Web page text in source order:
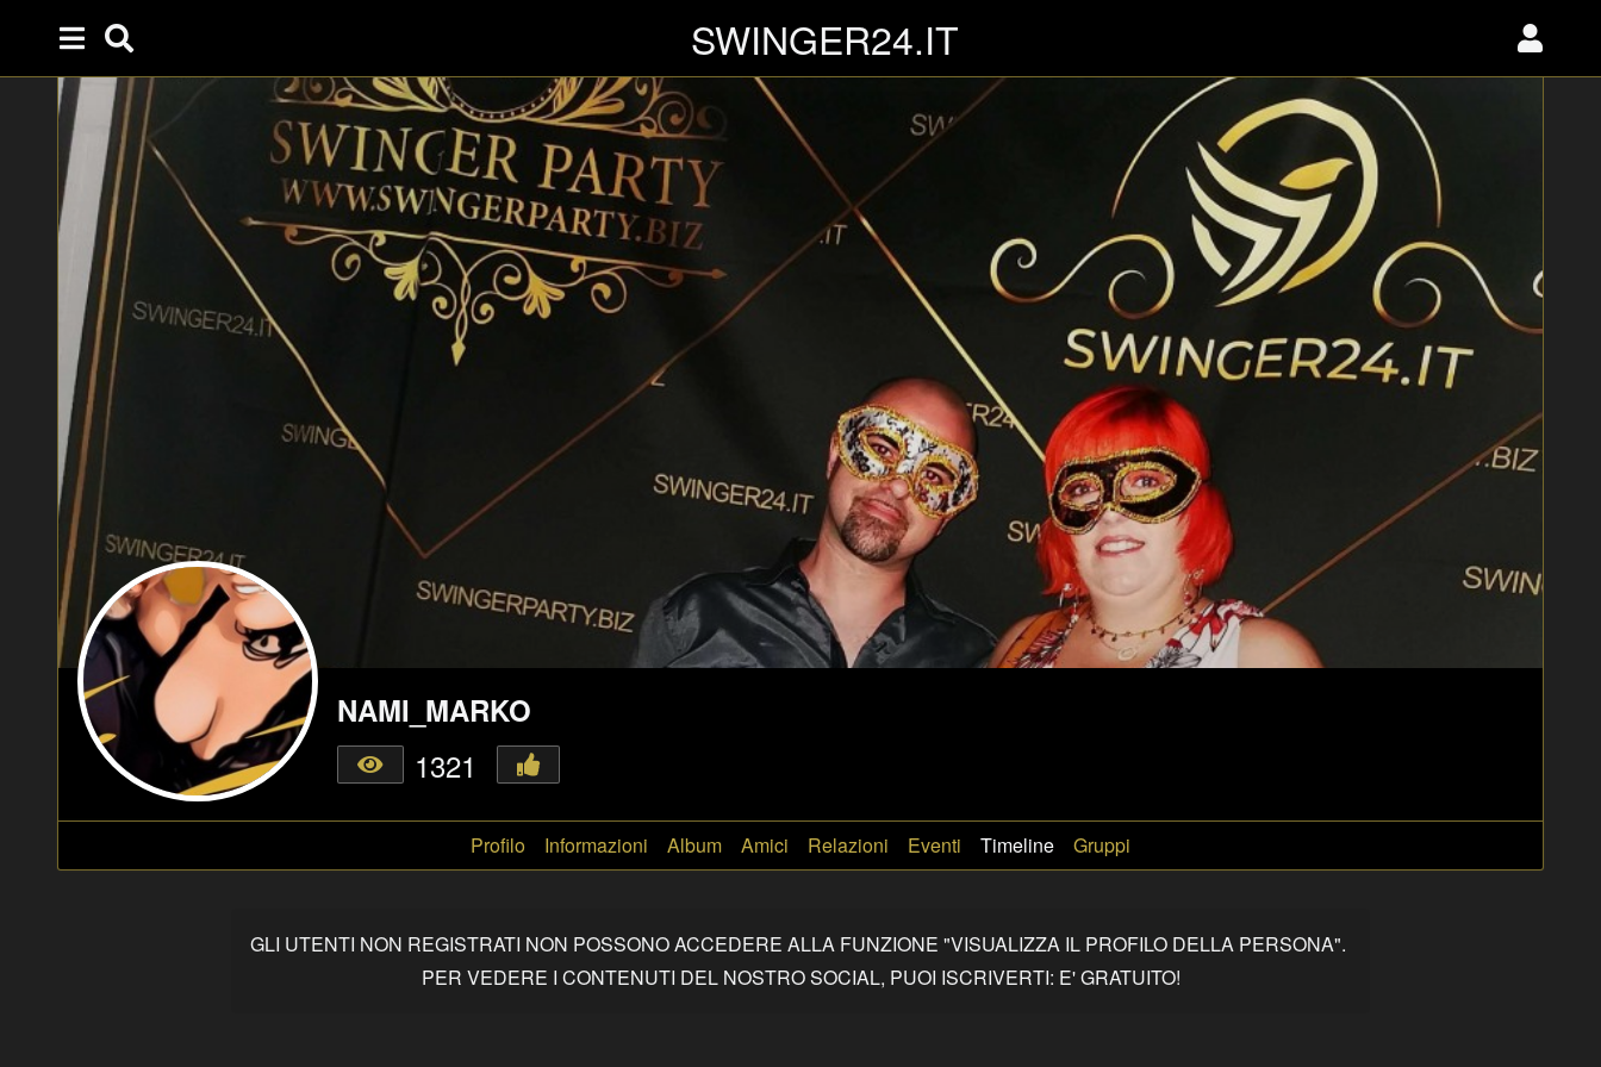
SWINGER24.IT
NAMI_MARKO
1321
Profilo Informazioni Album Amici Relazioni Eventi Timeline Gruppi
GLI UTENTI NON REGISTRATI NON POSSONO ACCEDERE ALLA FUNZIONE "VISUALIZZA IL PROFILO DELLA PERSONA".
PER VEDERE I CONTENUTI DEL NOSTRO SOCIAL, PUOI ISCRIVERTI: E' GRATUITO!